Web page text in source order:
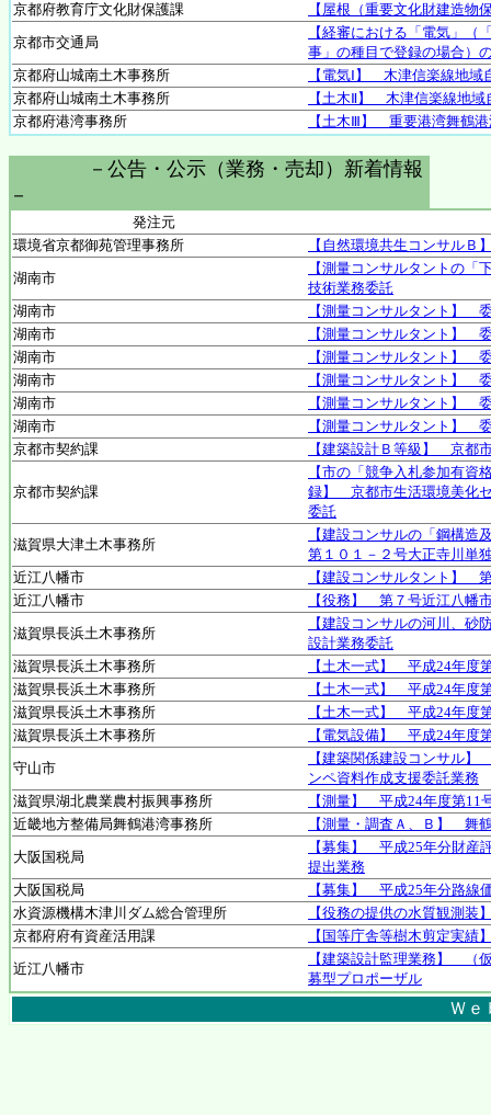
京都府教育庁文化財保護課
【屋根（重要文化財建造
京都市交通局
【経審における「電気」
事」の種目で登録の場合）
京都府山城南土木事務所
【電気Ⅰ】 木津信楽線地域
京都府山城南土木事務所
【土木Ⅱ】 木津信楽線地
京都府港湾事務所
【土木Ⅲ】 重要港湾舞鶴
－公告・公示（業務・売却）新着情報
－
発注元
環境省京都御苑管理事務所
【自然環境共生コンサル
湖南市
【測量コンサルタントの
技術業務委託
湖南市
【測量コンサルタント】
湖南市
【測量コンサルタント】
湖南市
【測量コンサルタント】
湖南市
【測量コンサルタント】
湖南市
【測量コンサルタント】
湖南市
【測量コンサルタント】
京都市契約課
【建築設計Ｂ等級】 京都
京都市契約課
【市の「競争入札参加有
録】 京都市生活環境美化
委託
滋賀県大津土木事務所
【建設コンサルの「鋼構
第１０１－２号大正寺川単
近江八幡市
【建設コンサルタント】
近江八幡市
【役務】 第７号近江八幡
滋賀県長浜土木事務所
【建設コンサルの河川、
設計業務委託
滋賀県長浜土木事務所
【土木一式】 平成24年度
滋賀県長浜土木事務所
【土木一式】 平成24年度
滋賀県長浜土木事務所
【土木一式】 平成24年度
滋賀県長浜土木事務所
【電気設備】 平成24年度
守山市
【建築関係建設コンサル
ンペ資料作成支援委託業務
滋賀県湖北農業農村振興事務所
【測量】 平成24年度第11
近畿地方整備局舞鶴港湾事務所
【測量・調査Ａ、Ｂ】 舞
大阪国税局
【募集】 平成25年分財産
提出業務
大阪国税局
【募集】 平成25年分路線
水資源機構木津川ダム総合管理所
【役務の提供の水質観測
京都府府有資産活用課
【国等庁舎等樹木剪定実
近江八幡市
【建築設計監理業務】 （
募型プロポーザル
Ｗｅ